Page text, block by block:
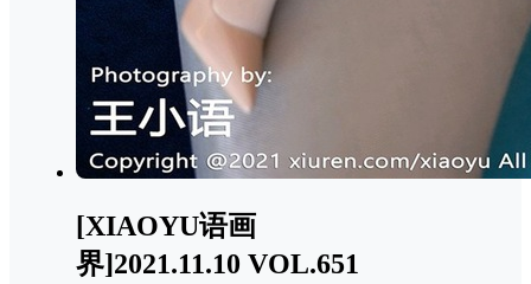
[XIAOYU语画
界]2021.11.10 VOL.651